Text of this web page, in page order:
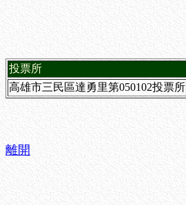
投票所
高雄市三民區達勇里第050102投票所
離開